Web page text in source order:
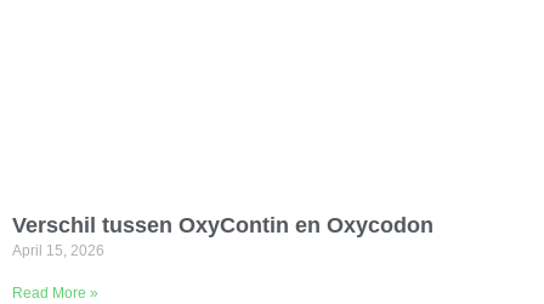
Verschil tussen OxyContin en Oxycodon
April 15, 2026
Read More »